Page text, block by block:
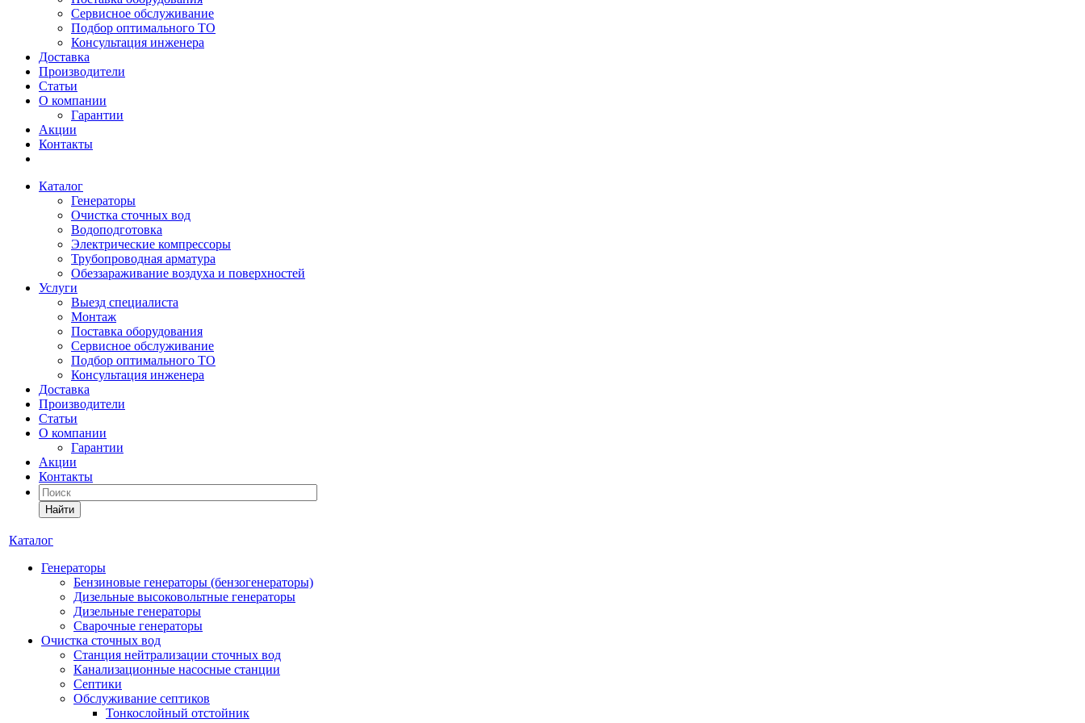
Сервисное обслуживание
Подбор оптимального ТО
Консультация инженера
Доставка
Производители
Статьи
О компании
Гарантии
Акции
Контакты
Каталог
Генераторы
Очистка сточных вод
Водоподготовка
Электрические компрессоры
Трубопроводная арматура
Обеззараживание воздуха и поверхностей
Услуги
Выезд специалиста
Монтаж
Поставка оборудования
Сервисное обслуживание
Подбор оптимального ТО
Консультация инженера
Доставка
Производители
Статьи
О компании
Гарантии
Акции
Контакты
Найти
Каталог
Генераторы
Бензиновые генераторы (бензогенераторы)
Дизельные высоковольтные генераторы
Дизельные генераторы
Сварочные генераторы
Очистка сточных вод
Станция нейтрализации сточных вод
Канализационные насосные станции
Септики
Обслуживание септиков
Тонкослойный отстойник